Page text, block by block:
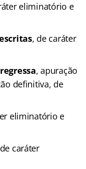
eliminatório e
, de caráter
, apuração
definitiva, de
eliminatório e
de caráter